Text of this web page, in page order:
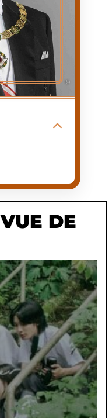
©
ACTIVITÉ
TAILLE
GROUPE
SANGUIN
sur le trône du
l'ère
harmonie ».
SAVOIR PLUS
DE